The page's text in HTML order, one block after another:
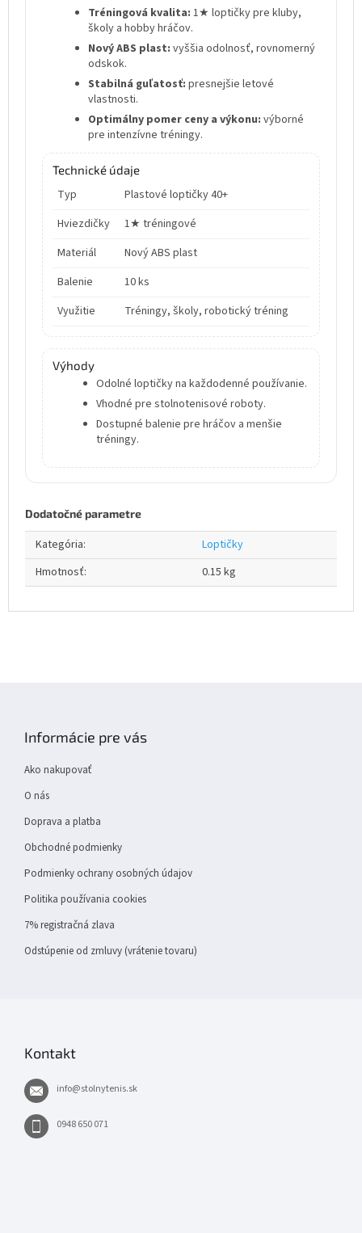
Tréningová kvalita: 1★ loptičky pre kluby,
školy a hobby hráčov.
Nový ABS plast: vyššia odolnosť, rovnomerný
odskok.
Stabilná guľatosť: presnejšie letové
vlastnosti.
Optimálny pomer ceny a výkonu: výborné
pre intenzívne tréningy.
Technické údaje
Typ
Plastové loptičky 40+
Hviezdičky
1★ tréningové
Materiál
Nový ABS plast
Balenie
10 ks
Využitie
Tréningy, školy, robotický tréning
Výhody
Odolné loptičky na každodenné používanie.
Vhodné pre stolnotenisové roboty.
Dostupné balenie pre hráčov a menšie
tréningy.
Dodatočné parametre
Kategória:
Loptičky
Hmotnosť: 0.15 kg
Informácie pre vás
Ako nakupovať
O nás
Doprava a platba
Obchodné podmienky
Podmienky ochrany osobných údajov
Politika používania cookies
7% registračná zlava
Odstúpenie od zmluvy (vrátenie tovaru)
Kontakt
info@stolnytenis.sk
0948 650 071